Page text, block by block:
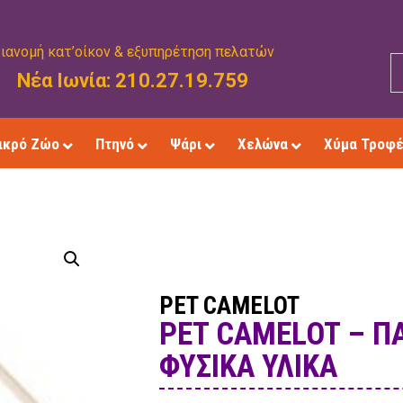
κατ’οίκον & εξυπηρέτηση πελατών
Νέα Ιωνία: 210.27.19.759
Ζώο Πτηνό Ψάρι Χελώνα Χύμα
PET CAMELOT
PET CAMELOT –
ΦΥΣΙΚΆ ΥΛΙΚΆ